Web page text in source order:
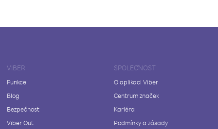
VIBER
Funkce
Blog
Bezpečnost
Viber Out
SPOLEČNOST
O aplikaci Viber
Centrum značek
Kariéra
Podmínky a zásady